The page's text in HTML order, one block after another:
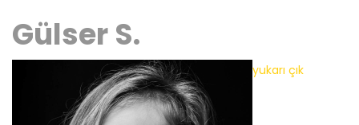
Gülser S.
yukarı çık